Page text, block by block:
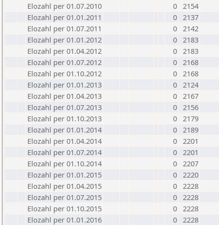
Elozahl per 01.07.2010
0 2154
Elozahl per 01.01.2011
0 2137
Elozahl per 01.07.2011
0 2142
Elozahl per 01.01.2012
0 2183
Elozahl per 01.04.2012
0 2183
Elozahl per 01.07.2012
0 2168
Elozahl per 01.10.2012
0 2168
Elozahl per 01.01.2013
0 2124
Elozahl per 01.04.2013
0 2167
Elozahl per 01.07.2013
0 2156
Elozahl per 01.10.2013
0 2179
Elozahl per 01.01.2014
0 2189
Elozahl per 01.04.2014
0 2201
Elozahl per 01.07.2014
0 2201
Elozahl per 01.10.2014
0 2207
Elozahl per 01.01.2015
0 2220
Elozahl per 01.04.2015
0 2228
Elozahl per 01.07.2015
0 2228
Elozahl per 01.10.2015
0 2228
Elozahl per 01.01.2016
0 2228